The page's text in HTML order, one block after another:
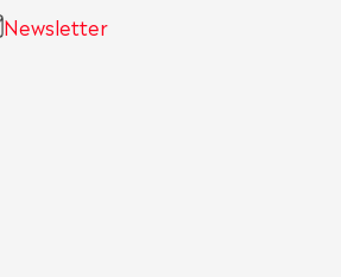
Newsletter